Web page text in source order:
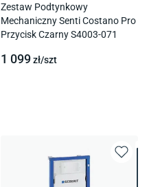
Zestaw Podtynkowy
Mechaniczny Senti Costano Pro
Przycisk Czarny S4003-071
1 099zł/szt